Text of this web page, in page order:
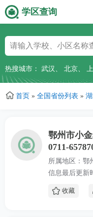
到
主
要
容
学区查询
热搜城市： 武汉 、 北京、
首页 » 全国省份列表 »
鄂州市小
0711-
所属地区：鄂
信息最后更新
收藏